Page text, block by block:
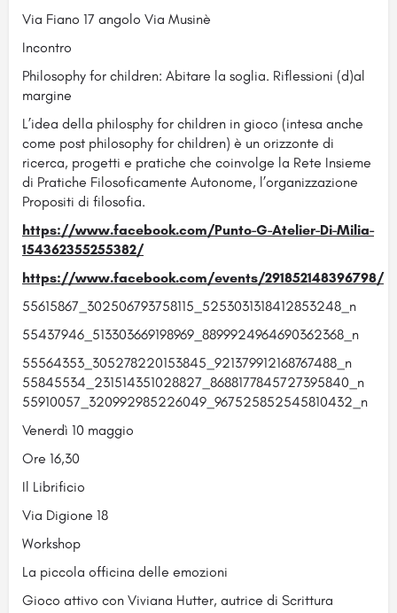
Via Fiano 17 angolo Via Musinè
Incontro
Philosophy for children: Abitare la soglia. Riflessioni (d)al
margine
L’idea della philosphy for children in gioco (intesa anche
come post philosophy for children) è un orizzonte di
ricerca, progetti e pratiche che coinvolge la Rete Insieme
di Pratiche Filosoficamente Autonome, l’organizzazione
Propositi di filosofia.
https://www.facebook.com/Punto-G-Atelier-Di-Milia-
154362355255382/
https://www.facebook.com/events/291852148396798/
55615867_302506793758115_5253031318412853248_n
55437946_513303669198969_8899924964690362368_n
55564353_305278220153845_921379912168767488_n
55845534_231514351028827_8688177845727395840_n
55910057_320992985226049_967525852545810432_n
Venerdì 10 maggio
Ore 16,30
Il Librificio
Via Digione 18
Workshop
La piccola officina delle emozioni
Gioco attivo con Viviana Hutter, autrice di Scrittura